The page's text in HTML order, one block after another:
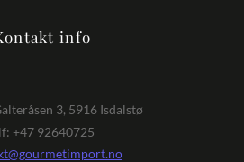
info
3, 5916 Isdalstø
+47 92640725